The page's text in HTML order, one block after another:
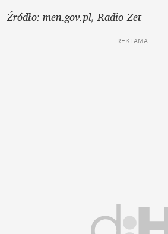
Źródło: men.gov.pl, Radio Zet
REKLAMA